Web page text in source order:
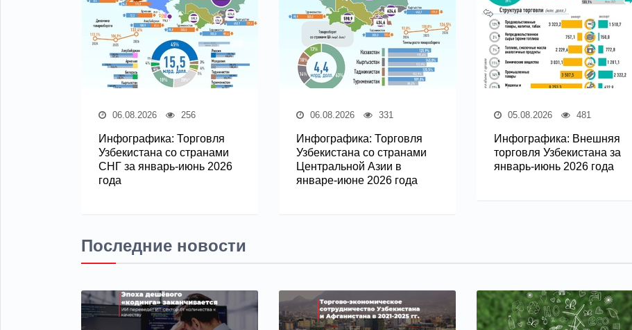
06.08.2026 256
Инфографика: Торговля
Узбекистана со странами
СНГ за январь-июнь 2026
года
06.08.2026 331
Инфографика: Торговля
Узбекистана со странами
Центральной Азии в
январе-июне 2026 года
05.08.2026 481
Инфографика: Внешняя
торговля Узбекистана за
январь-июнь 2026 года
Последние новости